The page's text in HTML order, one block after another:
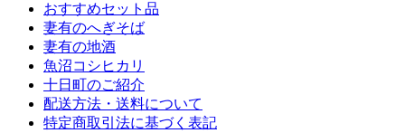
おすすめセット品
妻有のへぎそば
妻有の地酒
魚沼コシヒカリ
十日町のご紹介
配送方法・送料について
特定商取引法に基づく表記